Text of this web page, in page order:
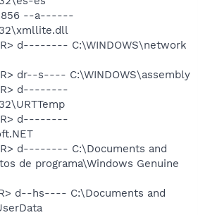
--a------
d-------- C:\WINDOWS\network
dr--s---- C:\WINDOWS\assembly
d--------
d--------
d-------- C:\Documents and
de programa\Windows Genuine
d--hs---- C:\Documents and